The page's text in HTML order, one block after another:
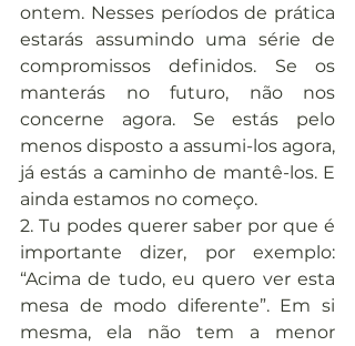
ontem. Nesses períodos de prática
estarás assumindo uma série de
compromissos definidos. Se os
manterás no futuro, não nos
concerne agora. Se estás pelo
menos disposto a assumi-los agora,
já estás a caminho de mantê-los. E
ainda estamos no começo.
2. Tu podes querer saber por que é
importante dizer, por exemplo:
“Acima de tudo, eu quero ver esta
mesa de modo diferente”. Em si
mesma, ela não tem a menor